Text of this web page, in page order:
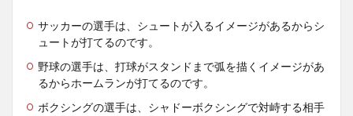
サッカーの選手は、シュートが入るイメージがあるからシ
ュートが打てるのです。
野球の選手は、打球がスタンドまで弧を描くイメージがあ
るからホームランが打てるのです。
ボクシングの選手は、シャドーボクシングで対峙する相手